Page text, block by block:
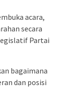
acara,
secara
Partai
bagaimana
dan posisi